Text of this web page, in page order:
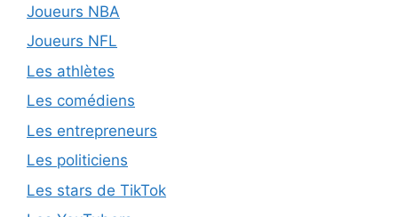
Joueurs NBA
Joueurs NFL
Les athlètes
Les comédiens
Les entrepreneurs
Les politiciens
Les stars de TikTok